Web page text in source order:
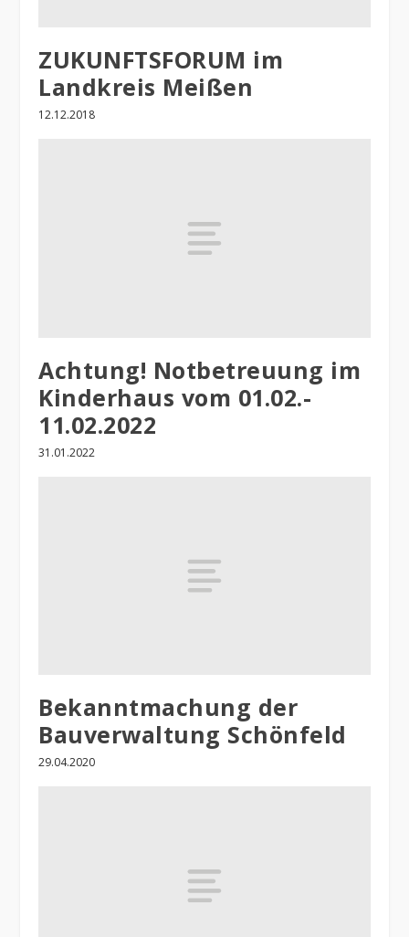
ZUKUNFTSFORUM im
Landkreis Meißen
12.12.2018
Achtung! Notbetreuung im
Kinderhaus vom 01.02.-
11.02.2022
31.01.2022
Bekanntmachung der
Bauverwaltung Schönfeld
29.04.2020